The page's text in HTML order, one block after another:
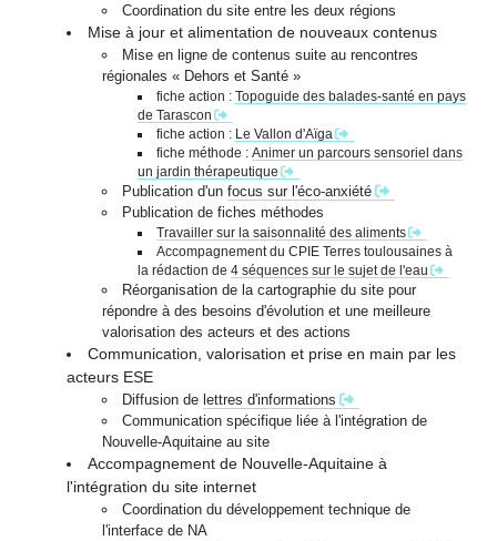
Coordination du site entre les deux régions
Mise à jour et alimentation de nouveaux contenus
Mise en ligne de contenus suite au rencontres
régionales « Dehors et Santé »
fiche action : Topoguide des balades-santé en pays
de Tarascon
fiche action : Le Vallon d'Aïga
fiche méthode : Animer un parcours sensoriel dans
un jardin thérapeutique
Publication d'un focus sur l'éco-anxiété
Publication de fiches méthodes
Travailler sur la saisonnalité des aliments
Accompagnement du CPIE Terres toulousaines à
la rédaction de 4 séquences sur le sujet de l'eau
Réorganisation de la cartographie du site pour
répondre à des besoins d'évolution et une meilleure
valorisation des acteurs et des actions
Communication, valorisation et prise en main par les
acteurs ESE
Diffusion de lettres d'informations
Communication spécifique liée à l'intégration de
Nouvelle-Aquitaine au site
Accompagnement de Nouvelle-Aquitaine à
l'intégration du site internet
Coordination du développement technique de
l'interface de NA